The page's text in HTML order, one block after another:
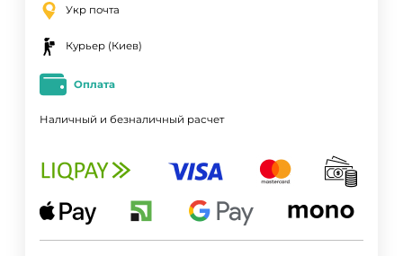
Укр почта
Курьер (Киев)
Оплата
Наличный и безналичный расчет